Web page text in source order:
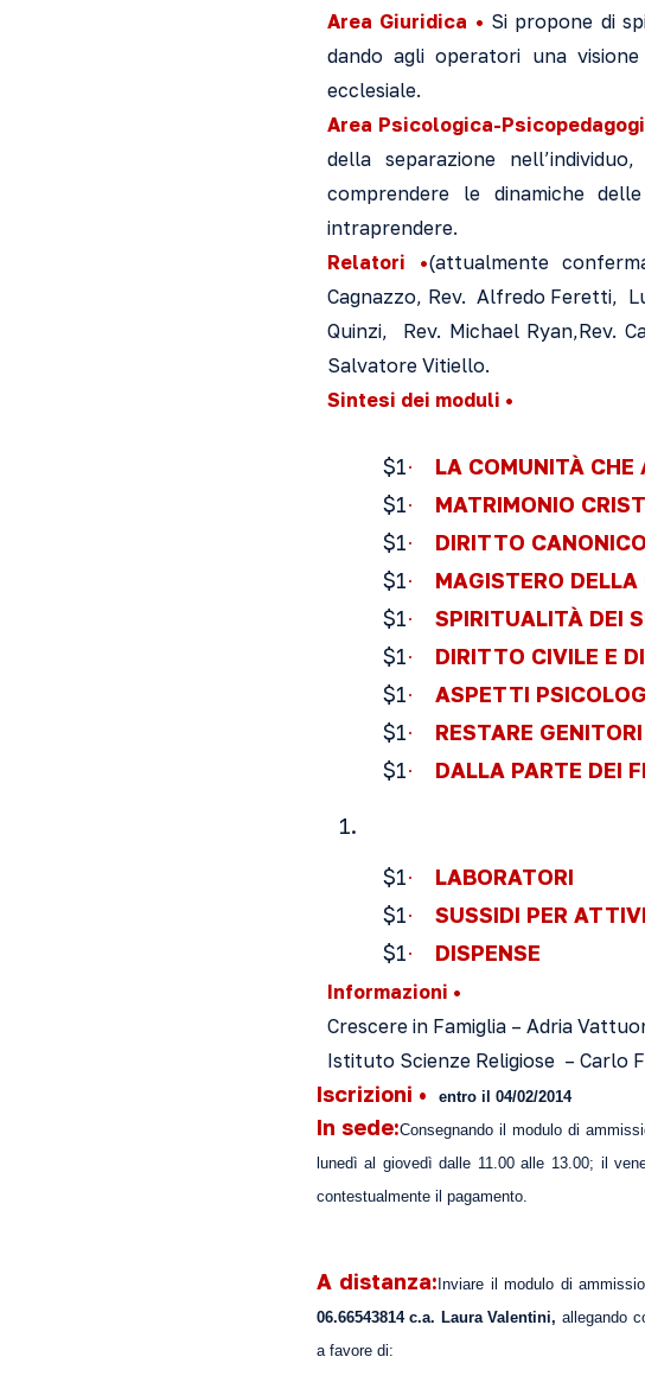
Area Giuridica • Si propone di
dando agli operatori una
ecclesiale.
Area Psicologica-
della separazione
comprendere le dinamiche
intraprendere.
Relatori •(attualmente
Cagnazzo, Rev. Alfredo Feretti,
Quinzi, Rev. Michael Ryan,Rev.
Salvatore Vitiello.
Sintesi dei moduli •
$1·
LA COMUNITÀ CHE
$1·
MATRIMONIO
$1·
DIRITTO CANONICO
$1·
MAGISTERO DELLA
$1·
SPIRITUALITÀ DEI
$1·
DIRITTO CIVILE E
$1·
ASPETTI
$1·
RESTARE GENITORI
$1· DALLA PARTE DEI
$1·
LABORATORI
$1·
SUSSIDI PER
$1· DISPENSE
Informazioni •
Crescere in Famiglia – Adria
Istituto Scienze Religiose – Carlo
Iscrizioni • entro il 04/02/2014
In sede:Consegnando il modulo di
lunedì al giovedì dalle 11.00 alle 13.00; il
contestualmente il pagamento.
A distanza: Inviare il modulo di
06.66543814 c.a. Laura Valentini, allegando
a favore di: